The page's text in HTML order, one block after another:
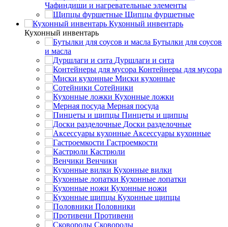
Чафиндиши и нагревательные элементы
Щипцы фуршетные
Кухонный инвентарь
Кухонный инвентарь
Бутылки для соусов
и масла
Дуршлаги и сита
Контейнеры для мусора
Миски кухонные
Сотейники
Кухонные ложки
Мерная посуда
Пинцеты и щипцы
Доски разделочные
Аксессуары кухонные
Гастроемкости
Кастрюли
Венчики
Кухонные вилки
Кухонные лопатки
Кухонные ножи
Кухонные щипцы
Половники
Противени
Сковороды